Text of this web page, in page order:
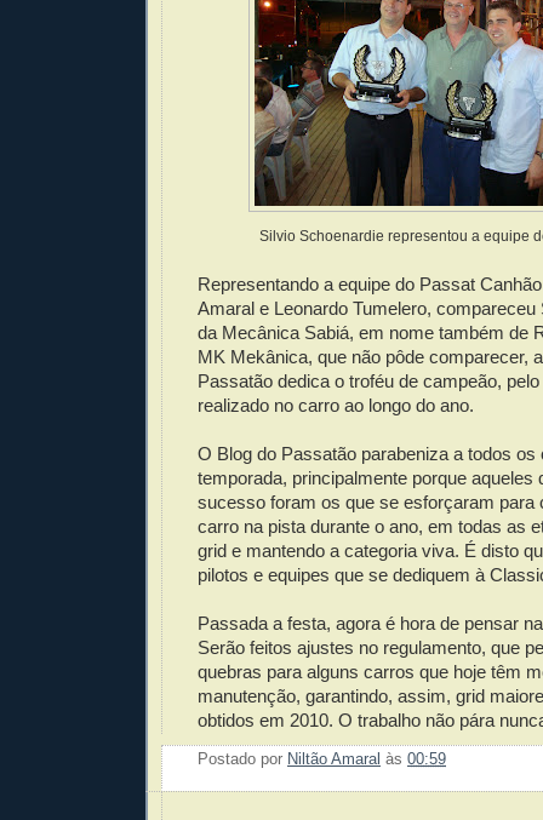
Silvio Schoenardie representou a equipe
Representando a equipe do Passat
Amaral e Leonardo Tumelero,
da Mecânica Sabiá, em nome também de
MK Mekânica, que não pôde comparecer,
Passatão dedica o troféu de campeão,
realizado no carro ao longo do ano.
O Blog do Passatão parabeniza a todos os
temporada, principalmente porque aqueles
sucesso foram os que se esforçaram para
carro na pista durante o ano, em todas as
grid e mantendo a categoria viva. É disto
pilotos e equipes que se dediquem à
Passada a festa, agora é hora de pensar
Serão feitos ajustes no regulamento, que
quebras para alguns carros que hoje têm
manutenção, garantindo, assim, grid
obtidos em 2010. O trabalho não pára
Postado por Niltão Amaral às 00:59